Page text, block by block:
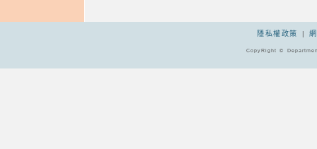
隱私權政策 |
CopyRight ©